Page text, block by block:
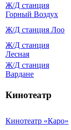
Ж/Д станция
Горный Воздух
Ж/Д станция Лоо
Ж/Д станция
Лесная
Ж/Д станция
Вардане
Кинотеатр
Кинотеатр «Каро»